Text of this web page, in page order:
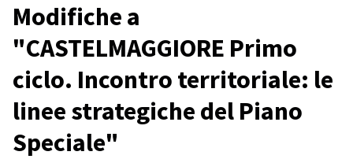
Modifiche a
"CASTELMAGGIORE Primo
ciclo. Incontro territoriale: le
linee strategiche del Piano
Speciale"